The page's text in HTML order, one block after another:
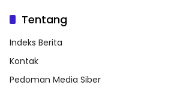
Tentang
Indeks Berita
Kontak
Pedoman Media Siber